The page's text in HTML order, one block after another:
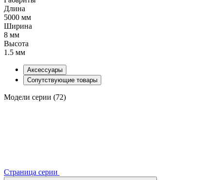
Длина
5000 мм
Ширина
8 мм
Высота
1.5 мм
Аксессуары
Сопутствующие товары
Модели серии (72)
Страница серии